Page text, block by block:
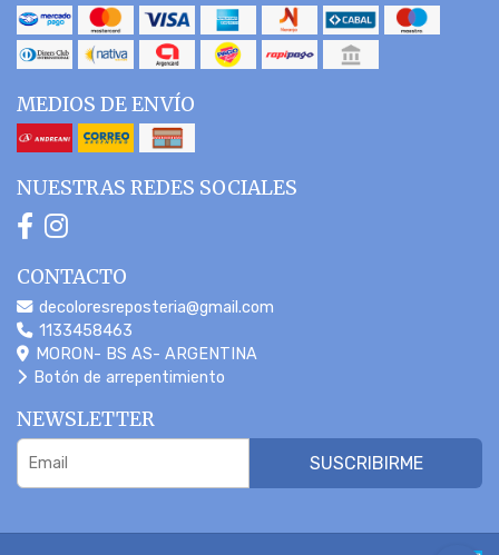
MEDIOS DE ENVÍO
NUESTRAS REDES SOCIALES
CONTACTO
decoloresreposteria@gmail.com
1133458463
MORON- BS AS- ARGENTINA
Botón de arrepentimiento
NEWSLETTER
SUSCRIBIRME